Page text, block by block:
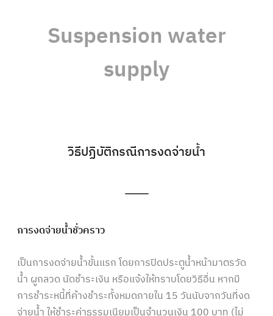
Suspension water
supply
วิธีปฏิบัติกรณีการงดจ่ายน้ำ
การงดจ่ายน้ำชั่วคราว
เป็นการงดจ่ายน้ำขั้นแรก โดยการปิดประตูน้ำหน้ามาตรวัด
น้ำ ผูกลวด นัดชำระเงิน หรือแจ้งให้ทราบโดยวิธีอื่น หากมี
การชำระหนี้ที่ค้างชำระทั้งหมดภายใน 15 วันนับจากวันที่งด
จ่ายน้ำ ให้ชำระค่าธรรมเนียมเป็นจำนวนเงิน 100 บาท (ไม่